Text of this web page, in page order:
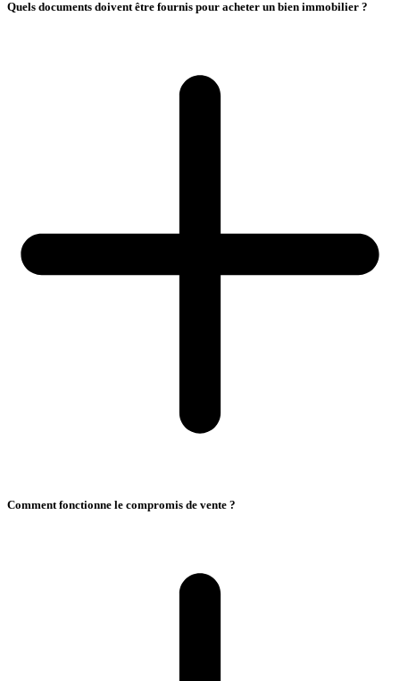
Quels documents doivent être fournis pour acheter un bien immobilier ?
Comment fonctionne le compromis de vente ?